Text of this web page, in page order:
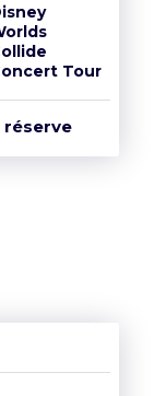
Tour
réserve